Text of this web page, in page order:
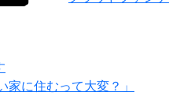
に住むって大変？」